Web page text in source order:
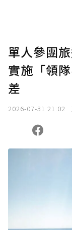
您當前剩
單人參團
實施「領
差
2026-07-31 21:02